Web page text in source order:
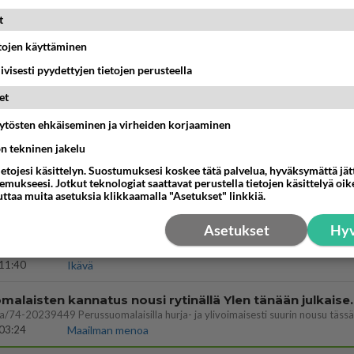
Maailman menoa
suhteessa?
Ikävä
kaivannut kaivattuasi ja
Ikävä
ymmärtänyt oikein?
suhde/molemmat ovat täysin poissuljettuja asioita? Nainen
Ikävä
Perussuomalaisten
Maailman menoa
käyttäminen
pyydettyjen tietojen perusteella
ehkäiseminen ja virheiden korjaaminen
tekninen jakelu
käsittelyn. Suostumuksesi koskee tätä palvelua, hyväksymättä
Jotkut teknologiat saattavat perustella tietojen käsittelyä
muita asetuksia klikkaamalla "Asetukset" linkkiä.
Asetukset